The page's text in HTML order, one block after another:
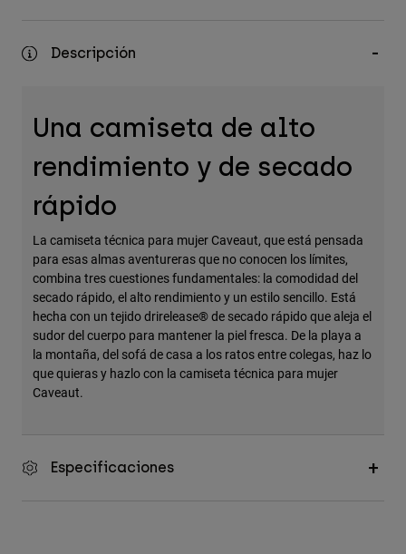
Ver Todo
Ver todo
Descripción
Una camiseta de alto
rendimiento y de secado
rápido
La camiseta técnica para mujer Caveaut, que está pensada
para esas almas aventureras que no conocen los límites,
combina tres cuestiones fundamentales: la comodidad del
secado rápido, el alto rendimiento y un estilo sencillo. Está
hecha con un tejido drirelease® de secado rápido que aleja el
sudor del cuerpo para mantener la piel fresca. De la playa a
la montaña, del sofá de casa a los ratos entre colegas, haz lo
que quieras y hazlo con la camiseta técnica para mujer
Caveaut.
Especificaciones